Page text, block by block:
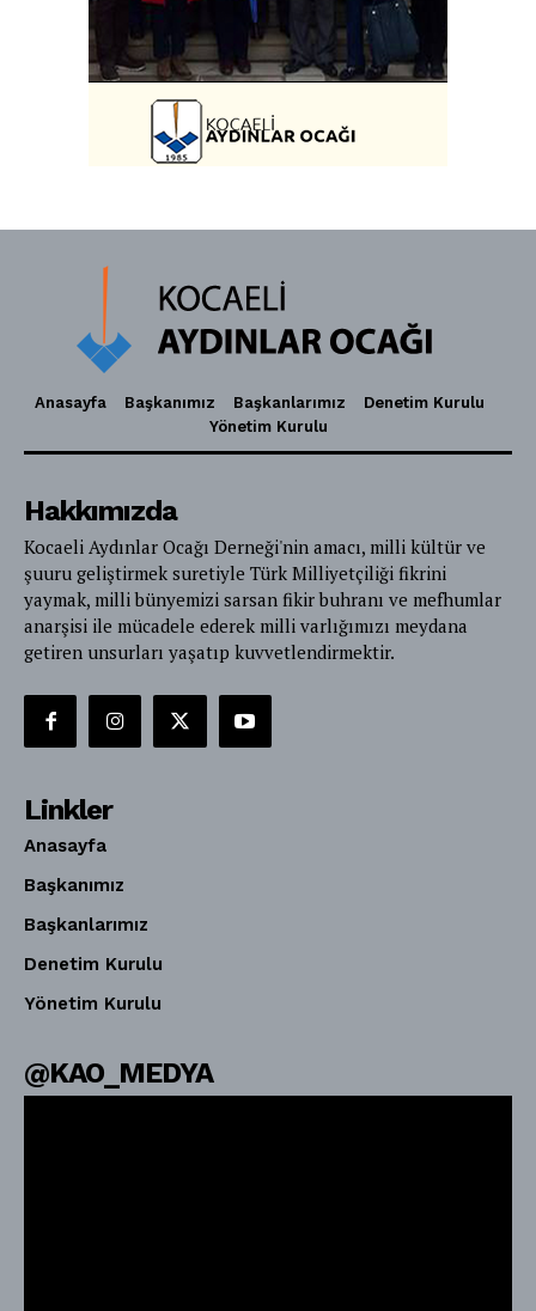
Anasayfa Başkanımız Başkanlarımız
Denetim Kurulu
Yönetim Kurulu
Hakkımızda
Kocaeli Aydınlar Ocağı Derneği'nin amacı, milli kültür ve
şuuru geliştirmek suretiyle Türk Milliyetçiliği fikrini
yaymak, milli bünyemizi sarsan fikir buhranı ve mefhumlar
anarşisi ile mücadele ederek milli varlığımızı meydana
getiren unsurları yaşatıp kuvvetlendirmektir.
Linkler
Anasayfa
Başkanımız
Başkanlarımız
Denetim Kurulu
Yönetim Kurulu
@KAO_MEDYA